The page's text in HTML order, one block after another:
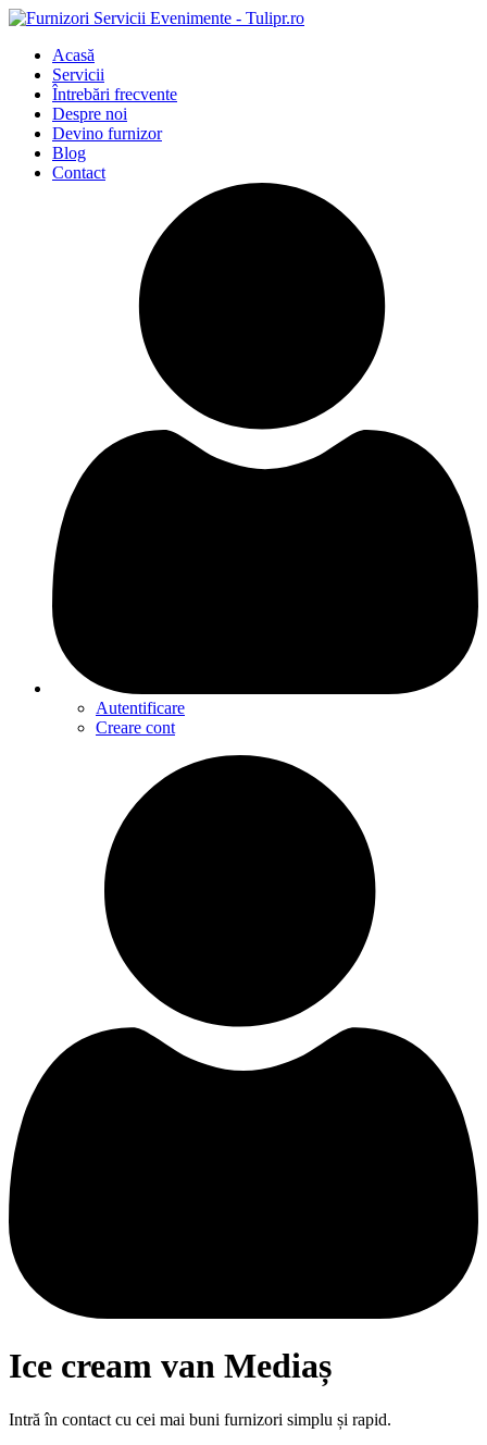
Acasă
Servicii
Întrebări frecvente
Despre noi
Devino furnizor
Blog
Contact
Autentificare
Creare cont
Ice cream van Mediaș
Intră în contact cu cei mai buni furnizori simplu și rapid.